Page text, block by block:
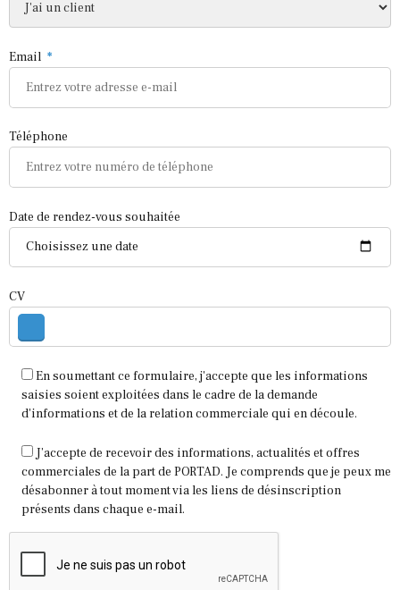
Email
Téléphone
Date de rendez-vous souhaitée
CV
En soumettant ce formulaire, j'accepte que les informations
saisies soient exploitées dans le cadre de la demande
d'informations et de la relation commerciale qui en découle.
J’accepte de recevoir des informations, actualités et offres
commerciales de la part de PORTAD. Je comprends que je peux me
désabonner à tout moment via les liens de désinscription
présents dans chaque e-mail.